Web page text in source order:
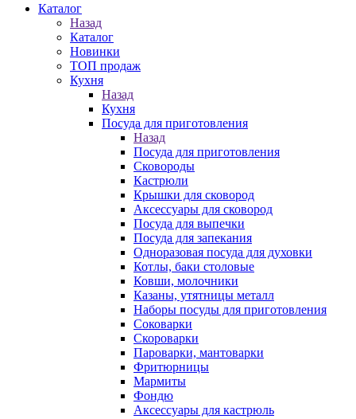
Каталог
Назад
Каталог
Новинки
ТОП продаж
Кухня
Назад
Кухня
Посуда для приготовления
Назад
Посуда для приготовления
Сковороды
Кастрюли
Крышки для сковород
Аксессуары для сковород
Посуда для выпечки
Посуда для запекания
Одноразовая посуда для духовки
Котлы, баки столовые
Ковши, молочники
Казаны, утятницы металл
Наборы посуды для приготовления
Соковарки
Скороварки
Пароварки, мантоварки
Фритюрницы
Мармиты
Фондю
Аксессуары для кастрюль